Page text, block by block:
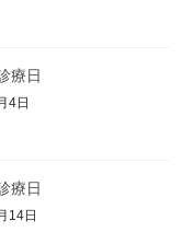
療日
4日
療日
14日